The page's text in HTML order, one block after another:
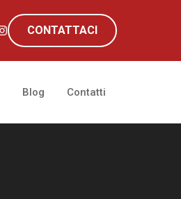
CONTATTACI
Blog Contatti